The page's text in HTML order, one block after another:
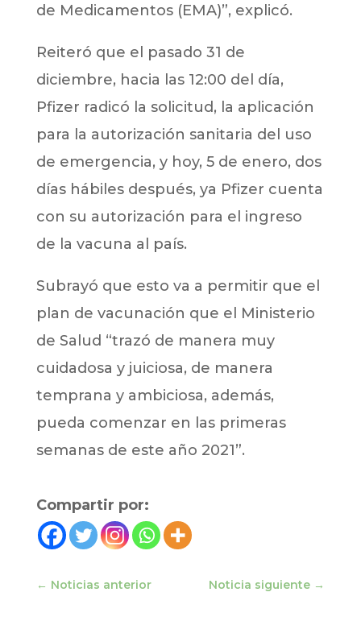
de Medicamentos (EMA)”, explicó.
Reiteró que el pasado 31 de
diciembre, hacia las 12:00 del día,
Pfizer radicó la solicitud, la aplicación
para la autorización sanitaria del uso
de emergencia, y hoy, 5 de enero, dos
días hábiles después, ya Pfizer cuenta
con su autorización para el ingreso
de la vacuna al país.
Subrayó que esto va a permitir que el
plan de vacunación que el Ministerio
de Salud “trazó de manera muy
cuidadosa y juiciosa, de manera
temprana y ambiciosa, además,
pueda comenzar en las primeras
semanas de este año 2021”.
Compartir por:
← Noticias anterior Noticia siguiente →